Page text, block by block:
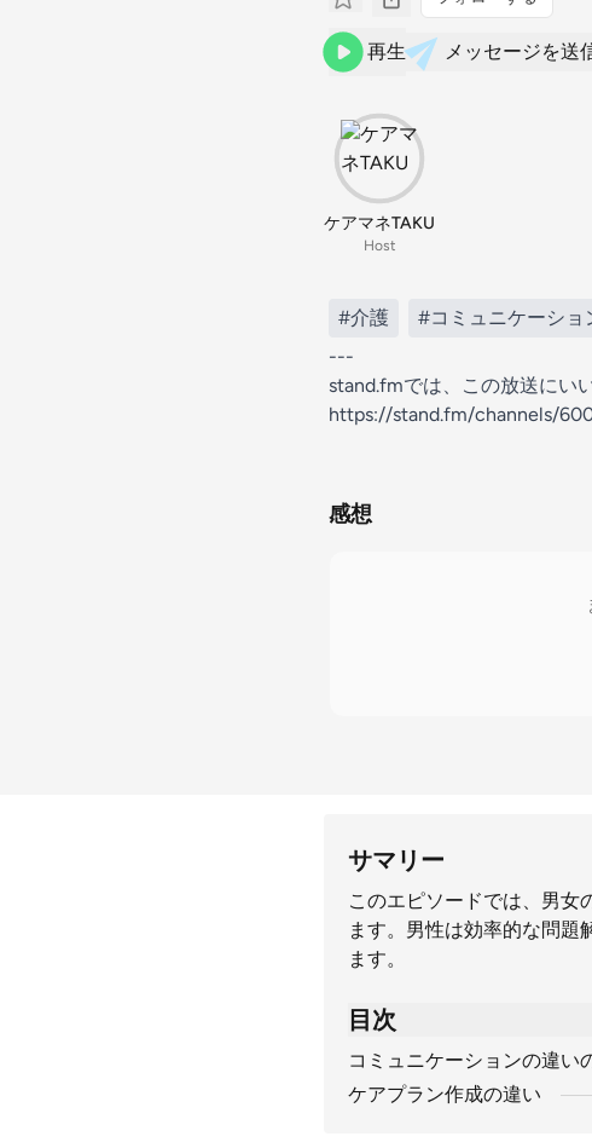
再生 メッセージを送
ケアマネTAKU
Host
#介護
#コミュニケーショ
---
stand.fmでは、この放送にい
https://stand.fm/channels/
感想
サマリー
このエピソードでは、男女
ます。男性は効率的な問題
ます。
目次
コミュニケーションの違い
ケアプラン作成の違い